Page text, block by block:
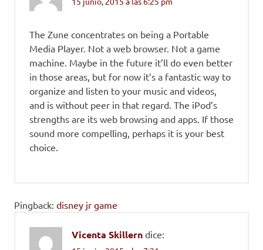
The Zune concentrates on being a Portable
Media Player. Not a web browser. Not a game
machine. Maybe in the future it’ll do even better
in those areas, but for now it’s a fantastic way to
organize and listen to your music and videos,
and is without peer in that regard. The iPod’s
strengths are its web browsing and apps. If those
sound more compelling, perhaps it is your best
choice.
Pingback: disney jr game
Vicenta Skillern dice: